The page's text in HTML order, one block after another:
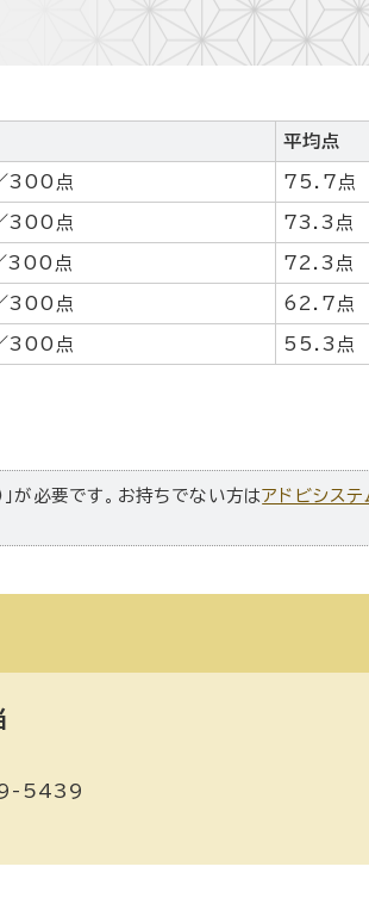
平均点
300点 75.7点
300点 73.3点
300点 72.3点
300点 62.7点
300点 55.3点
が必要です。お持ちでない方はアドビシス
5439